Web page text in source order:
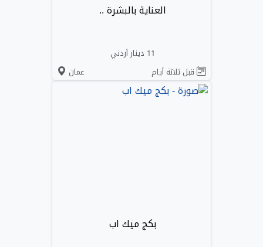
العناية بالبشرة ..
11 دينار أردني
قبل ثلاثة أيام
عمان
بكج ميك اب